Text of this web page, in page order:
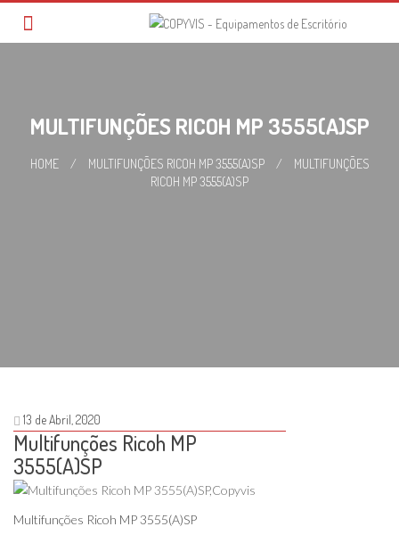
MULTIFUNÇÕES RICOH MP 3555(A)SP
HOME / MULTIFUNÇÕES RICOH MP 3555(A)SP /
MULTIFUNÇÕES
RICOH MP 3555(A)SP
13 de Abril, 2020
Multifunções Ricoh MP
3555(A)SP
Multifunções Ricoh MP 3555(A)SP